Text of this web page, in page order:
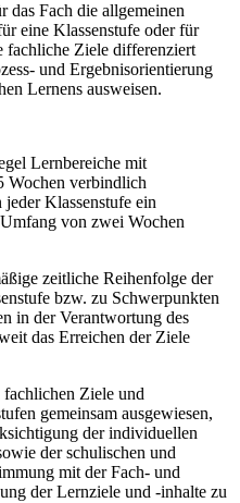
das Fach die allgemeinen
eine Klassenstufe oder für
fachliche Ziele differenziert
und Ergebnisorientierung
Lernens ausweisen.
Lernbereiche mit
Wochen verbindlich
Klassenstufe ein
von zwei Wochen
zeitliche Reihenfolge der
bzw. zu Schwerpunkten
in der Verantwortung des
das Erreichen der Ziele
Ziele und
gemeinsam ausgewiesen,
der individuellen
der schulischen und
mit der Fach- und
der Lernziele und -inhalte zu